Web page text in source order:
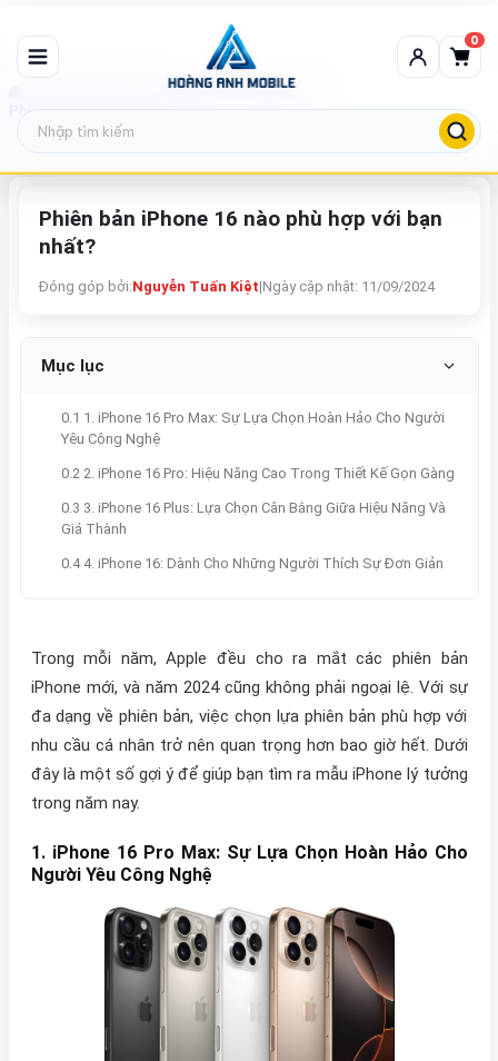
0
Phiên bản iPhone 16 nào phù hợp với bạn nhất?
Phiên bản iPhone 16 nào phù hợp với bạn
nhất?
Đóng góp bởi:Nguyễn Tuấn Kiệt|Ngày cập nhật: 11/09/2024
Mục lục
0.1 1. iPhone 16 Pro Max: Sự Lựa Chọn Hoàn Hảo Cho Người
Yêu Công Nghệ
0.2 2. iPhone 16 Pro: Hiệu Năng Cao Trong Thiết Kế Gọn Gàng
0.3 3. iPhone 16 Plus: Lựa Chọn Cân Bằng Giữa Hiệu Năng Và
Giá Thành
0.4 4. iPhone 16: Dành Cho Những Người Thích Sự Đơn Giản
Trong mỗi năm, Apple đều cho ra mắt các phiên bản
iPhone mới, và năm 2024 cũng không phải ngoại lệ. Với sự
đa dạng về phiên bản, việc chọn lựa phiên bản phù hợp với
nhu cầu cá nhân trở nên quan trọng hơn bao giờ hết. Dưới
đây là một số gợi ý để giúp bạn tìm ra mẫu iPhone lý tưởng
trong năm nay.
1. iPhone 16 Pro Max: Sự Lựa Chọn Hoàn Hảo Cho
Người Yêu Công Nghệ